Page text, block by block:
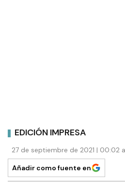
EDICIÓN IMPRESA
27 de septiembre de 2021 | 00:02
Añadir como fuente en